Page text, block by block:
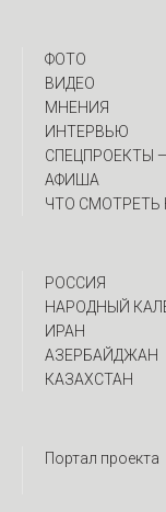
ФОТО
ВИДЕО
МНЕНИЯ
ИНТЕРВЬЮ
CПЕЦПРОЕКТЫ
АФИША
ЧТО СМОТРЕТЬ
РОССИЯ
НАРОДНЫЙ
ИРАН
АЗЕРБАЙДЖАН
КАЗАХСТАН
Портал проекта